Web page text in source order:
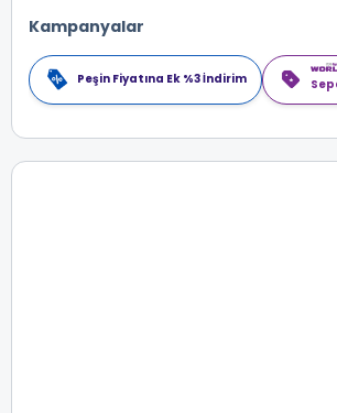
Kampanyalar
Peşin Fiyatına Ek %3 İndirim